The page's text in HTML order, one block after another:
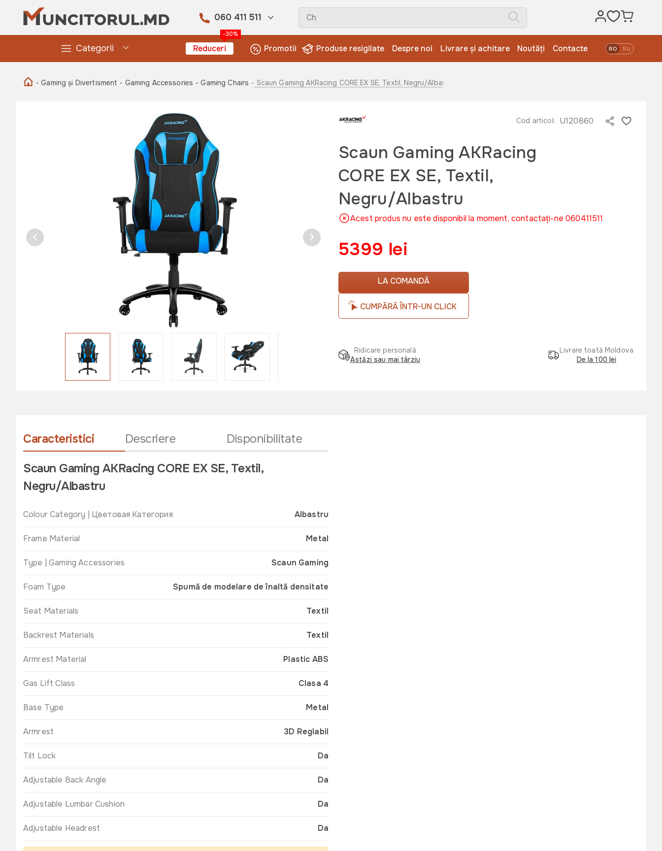
060 411 511
Categorii
-30%
Reduceri Promotii Produse resigilate Despre noi Livrare și achitare Noutăți Contacte RO RU
- Gaming și Divertisment - Gaming Accessories - Gaming Chairs - Scaun Gaming AKRacing CORE EX SE, Textil, Negru/Albastru
Cod articol: U120860
Scaun Gaming AKRacing
CORE EX SE, Textil,
Negru/Albastru
Acest produs nu este disponibil la moment, contactați-ne 060411511
5399 lei
LA COMANDĂ
CUMPĂRĂ ÎNTR-UN CLICK
Ridicare personală
Astăzi sau mai târziu
Livrare toată Moldova
De la 100 lei
Caracteristici Descriere
Disponibilitate
Scaun Gaming AKRacing CORE EX SE, Textil,
Negru/Albastru
Colour Category | Цветовая Категория Albastru
Frame Material Metal
Type | Gaming Accessories Scaun Gaming
Foam Type Spumă de modelare de înaltă densitate
Seat Materials Textil
Backrest Materials Textil
Armrest Material Plastic ABS
Gas Lift Class Clasa 4
Base Type Metal
Armrest 3D Reglabil
Tilt Lock Da
Adjustable Back Angle Da
Adjustable Lumbar Cushion Da
Adjustable Headrest Da